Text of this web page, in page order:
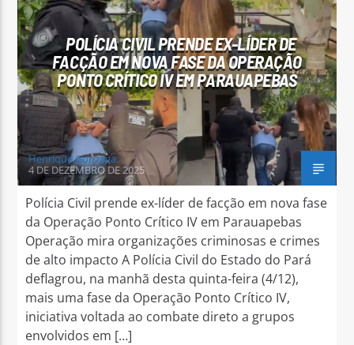
Arara Azul FM
POLÍCIA CIVIL PRENDE EX-LÍDER DE
FACÇÃO EM NOVA FASE DA OPERAÇÃO
PONTO CRÍTICO IV EM PARAUAPEBAS
Henrique Gonzaga
4 DE DEZEMBRO DE 2025
Polícia Civil prende ex-líder de facção em nova fase
da Operação Ponto Crítico IV em Parauapebas
Operação mira organizações criminosas e crimes
de alto impacto A Polícia Civil do Estado do Pará
deflagrou, na manhã desta quinta-feira (4/12),
mais uma fase da Operação Ponto Crítico IV,
iniciativa voltada ao combate direto a grupos
envolvidos em […]